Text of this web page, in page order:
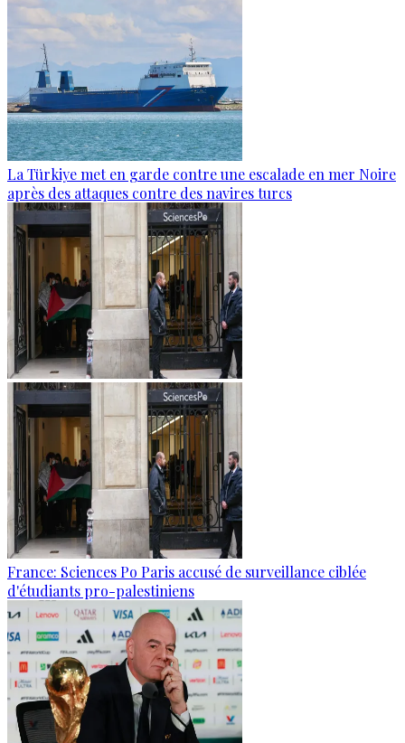
La Türkiye met en garde contre une escalade en mer Noire
après des attaques contre des navires turcs
France: Sciences Po Paris accusé de surveillance ciblée
d'étudiants pro-palestiniens